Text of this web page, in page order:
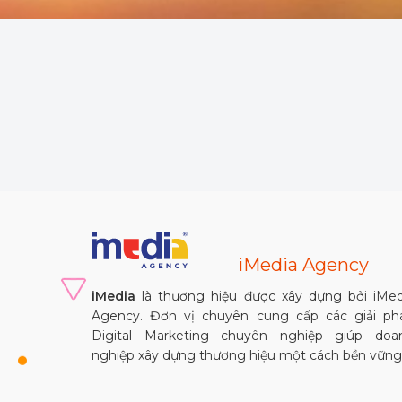
iMedia Agency
iMedia là thương hiệu được xây dựng bởi
Agency. Đơn vị chuyên cung cấp các giải
Digital Marketing chuyên nghiệp giúp
nghiệp xây dựng thương hiệu một cách bền